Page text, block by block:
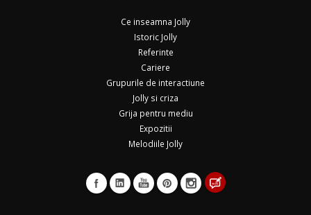
Ce inseamna Jolly
Istoric Jolly
Referinte
Cariere
Grupurile de interactiune
Jolly si criza
Grija pentru mediu
Expozitii
Melodiile Jolly